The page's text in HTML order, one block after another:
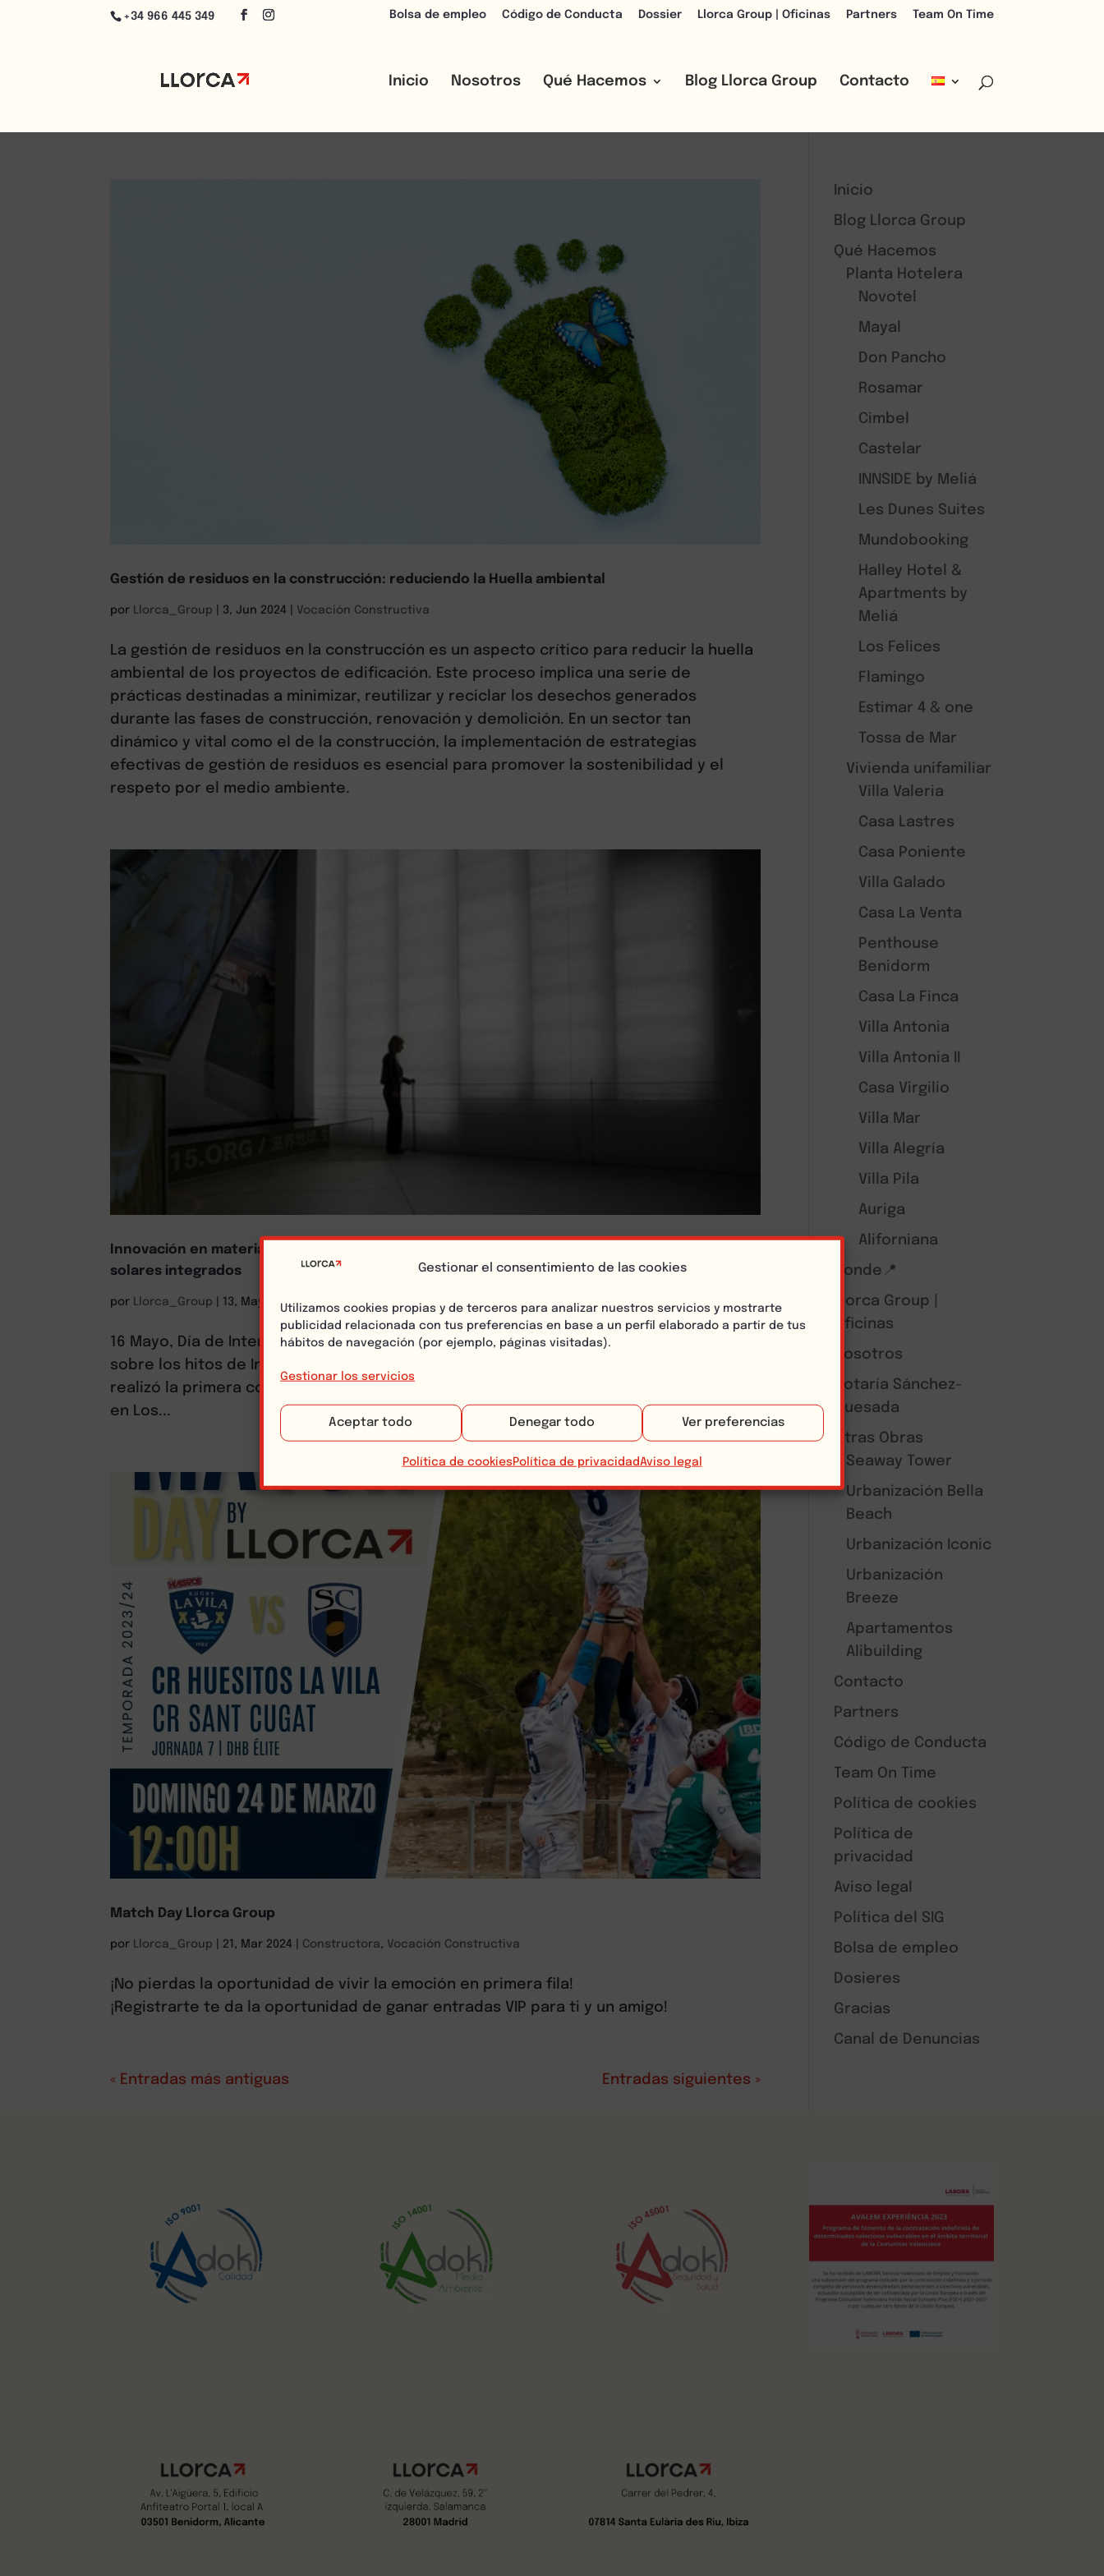
Gestionar el consentimiento de las cookies
Utilizamos cookies propias y de terceros para analizar nuestros servicios y mostrarte
publicidad relacionada con tus preferencias en base a un perfil elaborado a partir de tus
hábitos de navegación (por ejemplo, páginas visitadas).
Gestionar los servicios
Aceptar todo Denegar todo Ver preferencias
Política de cookies Política de privacidadAviso legal
+34 966 445 349 Bolsa de empleo Código de Conducta Dossier Llorca Group | Oficinas Partners Team On Time
Inicio Nosotros Qué Hacemos Blog Llorca Group Contacto
Gestión de residuos en la construcción: reduciendo la Huella ambiental
por Llorca_Group 3, Jun 2024 Vocación Constructiva
La gestión de residuos en la construcción es un aspecto crítico para reducir la huella
ambiental de los proyectos de edificación. Este proceso implica una serie de
prácticas destinadas a minimizar, reutilizar y reciclar los desechos generados
durante las fases de construcción, renovación y demolición. En un sector tan
dinámico y vital como el de la construcción, la implementación de estrategias
efectivas de gestión de residuos es esencial para promover la sostenibilidad y el
respeto por el medio ambiente.
Innovación en materiales de construcción: desde hormigón transparente hasta paneles
solares integrados
por Llorca_Group 13, May 2024| Construcción Constructora , Vocación Constructiva
16 Mayo, Día de Internet La revolución mundial desde 1969 ¿Conocías las fechas clave
sobre los hitos de Internet? 1969: Nacimiento de ARPANET El 29 de octubre de 1969, se
realizó la primera conexión entre dos computadoras en la Universidad de California
en Los...
Match Day Llorca Group
por Llorca_Group 21, Mar 2024 Constructora, Vocación Constructiva
¡No pierdas la oportunidad de vivir la emoción en primera fila!
¡Registrarte te da la oportunidad de ganar entradas VIP para ti y un amigo!
« Entradas más antiguas Entradas siguientes »
Inicio
Blog Llorca Group
Qué Hacemos
Planta Hotelera
Novotel
Mayal
Don Pancho
Rosamar
Cimbel
Castelar
INNSIDE by Meliá
Les Dunes Suites
Mundobooking
Halley Hotel &
Apartments by
Meliá
Los Felices
Flamingo
Estimar 4 & one
Tossa de Mar
Vivienda unifamiliar
Villa Valeria
Casa Lastres
Casa Poniente
Villa Galado
Casa La Venta
Penthouse
Benidorm
Casa La Finca
Villa Antonia
Villa Antonia II
Casa Virgilio
Villa Mar
Villa Alegría
Villa Pila
Auriga
Aliforniana
Donde📍
Llorca Group |
Oficinas
Nosotros
Notaría Sánchez-
Quesada
Otras Obras
Seaway Tower
Urbanización Bella
Beach
Urbanización Iconic
Urbanización
Breeze
Apartamentos
Alibuilding
Contacto
Partners
Código de Conducta
Team On Time
Política de cookies
Política de
privacidad
Aviso legal
Política del SIG
Bolsa de empleo
Dosieres
Gracias
Canal de Denuncias